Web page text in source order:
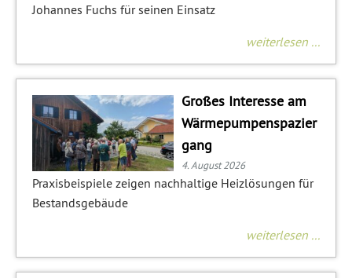
Johannes Fuchs für seinen Einsatz
weiterlesen ...
Großes Interesse am
Wärmepumpenspazier
gang
4. August 2026
Praxisbeispiele zeigen nachhaltige Heizlösungen für
Bestandsgebäude
weiterlesen ...